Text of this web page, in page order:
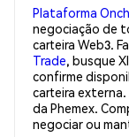
Plataforma
negociação de
carteira Web3.
Trade, busque
confirme
carteira externa.
da Phemex.
negociar ou